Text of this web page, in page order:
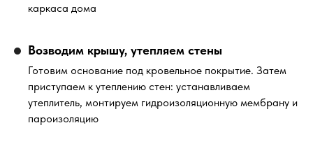
каркаса дома
Возводим крышу, утепляем стены
Готовим основание под кровельное покрытие. Затем
приступаем к утеплению стен: устанавливаем
утеплитель, монтируем гидроизоляционную мембрану и
пароизоляцию